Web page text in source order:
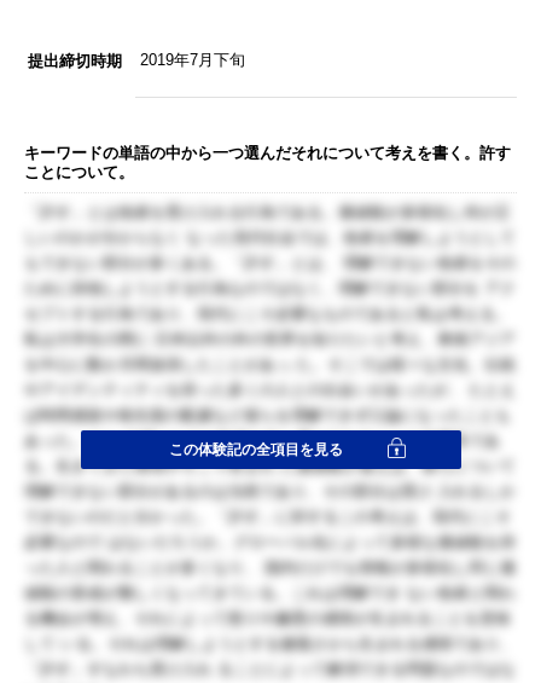
提出締切時期 2019年7月下旬
キーワードの単語の中から一つ選んだそれについて考えを書く。許す
ことについて。
「許す」とは他者を受け入れる行為である。価値観が多様化し何が正
しいのかが分からなく なった現代社会では、他者を理解しようとして
もできない部分が多くある。「許す」とは、 理解できない他者をその
ために排他しようとする行為なのではなく、理解できない部分を アク
セプトする行為であり、現代にこそ必要なものであると私は考える。
私は大学生の間に 日本以外の外の世界を知りたいと考え、東南アジア
を中心に数か月間放浪したことがあっ た。そこでは様々な文化、伝統
やアイデンティティを持った多くの人との出会いがあったが、 たとえ
ば時間感覚や衛生面の配慮など彼らを理解できず口論になったことも
あった。そこ で感じたのが他者を許し受け入れることの必要性であ
る。生きてきた環境やそこで育まれ た価値観が違えば、彼らについて
理解できない部分があるのは当然であり、その部分は受け 入れるしか
できないのだと分かった。「許す」に対するこの考えは、現代にこそ
必要なので はないだろうか。グローバル化によって多様な価値観を持
った人と関わることが多くなり、 国内だけでも情報が多様化し同じ価
値観の形成が難しくなってきている。これは理解でき ない他者と関わ
る機会が増え、それによって怒りや嫌悪の感情が生まれることを意味
して いる。それは理解しようとする傲慢さから生まれる感情であり、
「許す」すなわち受け入れ ることによって解消できる問題なのではな
この体験記の全項目を見る